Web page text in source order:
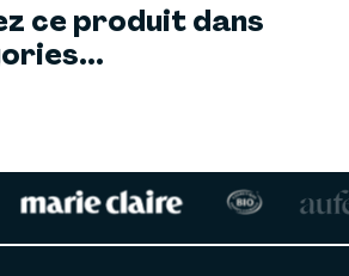
ce produit dans